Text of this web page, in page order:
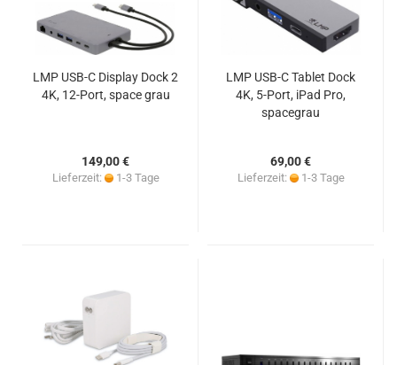
LMP USB-C Display Dock 2
4K, 12-Port, space grau
149,00 €
Lieferzeit: 1-3 Tage
LMP USB-C Tablet Dock
4K, 5-Port, iPad Pro,
spacegrau
69,00 €
Lieferzeit: 1-3 Tage